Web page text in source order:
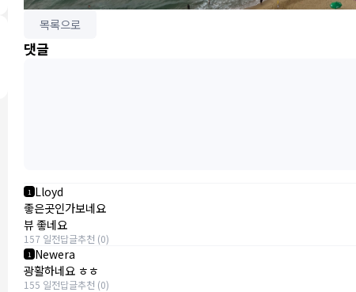
목록으로
댓글
1 Lloyd
좋은곳인가보네요
뷰 좋네요
157 일전답글추천 (0)
1 Newera
광활하네요 ㅎㅎ
155 일전답글추천 (0)